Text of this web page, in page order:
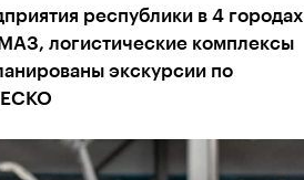
республики в 4 городах
логистические комплексы
экскурсии по